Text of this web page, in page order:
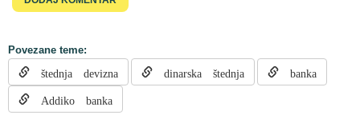
Povezane teme:
štednja devizna dinarska štednja banka
Addiko banka